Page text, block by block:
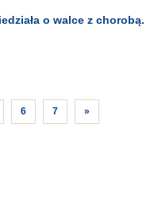
o walce z chorobą.
6 7 »